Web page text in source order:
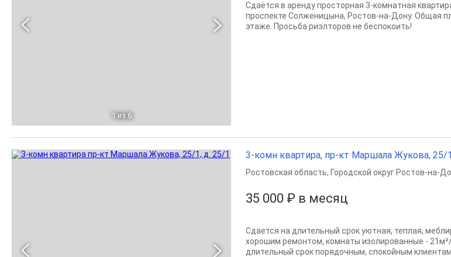
1 из 6
Сдаётся в аренду просторная 3-комнатная
проспекте Солженицына, Ростов-на-Дону. Общая
этаже. Просьба риэлторов не беспокоить!
3-комн квартира, пр-кт Маршала Жукова, 25/
35 000 ₽ в месяц
Ростовская область, Городской округ Ростов-на-
Сдается на длительный срок уютная, теплая,
хорошим ремонтом, комнаты изолированные -
длительный срок порядочным, спокойным